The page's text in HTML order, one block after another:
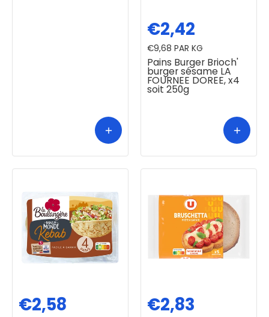
Pains Burger Brioch'
burger sésame LA
FOURNEE DOREE, x4
soit 250g
€2,42
€9,68 PAR KG
€2,58 €2,83